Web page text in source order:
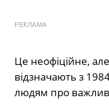
РЕКЛАМА
Це неофіційне,
відзначають з
людям про